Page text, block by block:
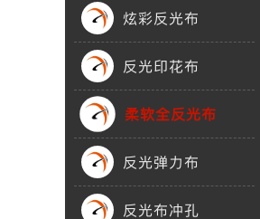
炫彩反光布
反光印花布
柔软全反光布
反光弹力布
反光布冲孔